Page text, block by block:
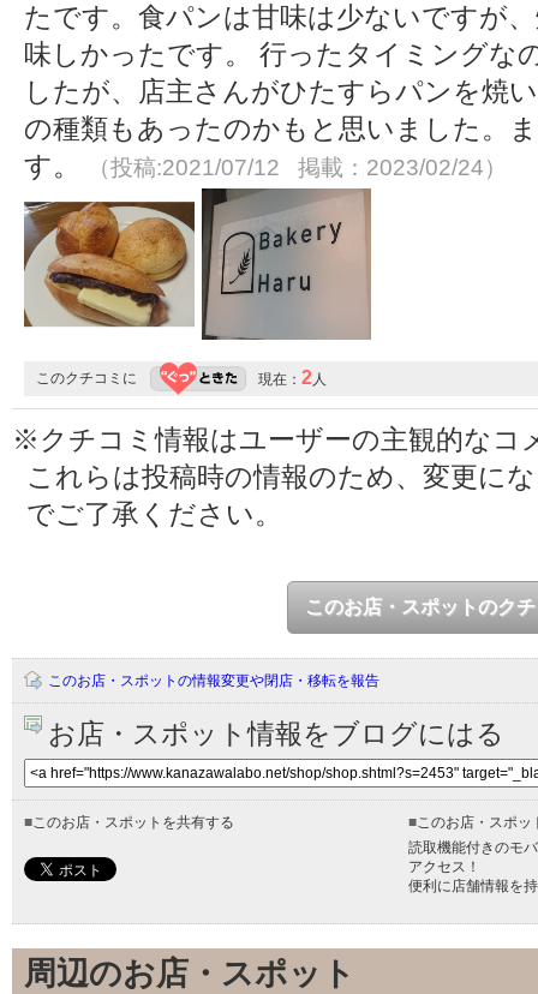
たです。食パンは甘味は少ないですが
味しかったです。 行ったタイミングな
したが、店主さんがひたすらパンを焼
の種類もあったのかもと思いました。
す。
（投稿:2021/07/12 掲載：2023/02/24）
このクチコミに 現在： 2人
※クチコミ情報はユーザーの主観的なコ
これらは投稿時の情報のため、変更に
でご了承ください。
このお店・スポットのク
このお店・スポットの情報変更や閉店・移転を報告
お店・スポット情報をブログにはる
■このお店・スポットを共有する ■このお店・スポッ
読取機能付きのモ
アクセス！
便利に店舗情報を
周辺のお店・スポット